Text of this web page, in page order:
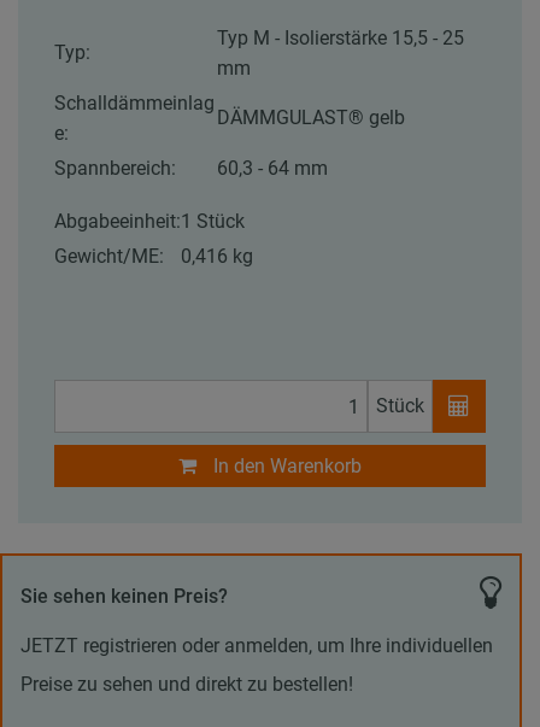
Typ:
Typ M - Isolierstärke 15,5 - 25
mm
Schalldämmeinlag
e:
DÄMMGULAST® gelb
Spannbereich: 60,3 - 64 mm
Abgabeeinheit:1 Stück
Gewicht/ME:
0,416 kg
Stück
In den Warenkorb
Sie sehen keinen Preis?
JETZT registrieren oder anmelden, um Ihre individuellen
Preise zu sehen und direkt zu bestellen!